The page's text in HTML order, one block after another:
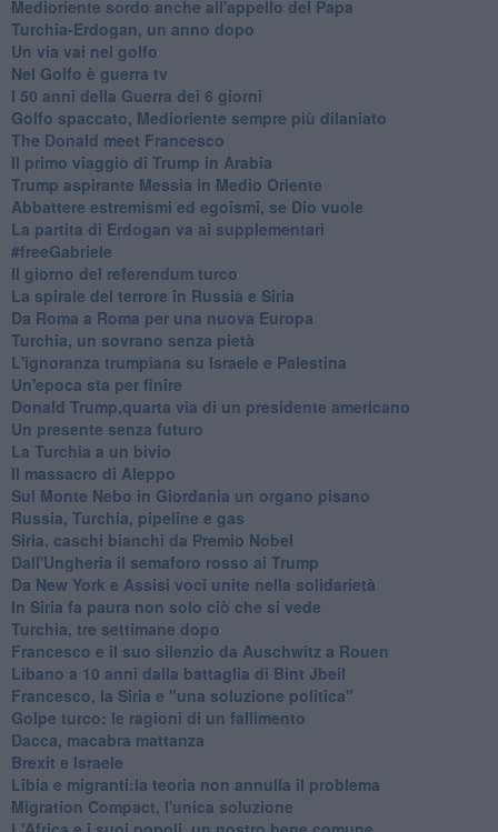
Medioriente sordo anche all'appello del Papa
Turchia-Erdogan, un anno dopo
Un via vai nel golfo
Nel Golfo è guerra tv
I 50 anni della Guerra dei 6 giorni
Golfo spaccato, Medioriente sempre più dilaniato
The Donald meet Francesco
Il primo viaggio di Trump in Arabia
Trump aspirante Messia in Medio Oriente
Abbattere estremismi ed egoismi, se Dio vuole
La partita di Erdogan va ai supplementari
#freeGabriele
Il giorno del referendum turco
La spirale del terrore in Russia e Siria
Da Roma a Roma per una nuova Europa
Turchia, un sovrano senza pietà
L'ignoranza trumpiana su Israele e Palestina
Un'epoca sta per finire
Donald Trump,quarta via di un presidente americano
Un presente senza futuro
La Turchia a un bivio
Il massacro di Aleppo
Sul Monte Nebo in Giordania un organo pisano
Russia, Turchia, pipeline e gas
Siria, caschi bianchi da Premio Nobel
Dall'Ungheria il semaforo rosso ai Trump
Da New York e Assisi voci unite nella solidarietà
In Siria fa paura non solo ciò che si vede
Turchia, tre settimane dopo
Francesco e il suo silenzio da Auschwitz a Rouen
Libano a 10 anni dalla battaglia di Bint Jbeil
Francesco, la Siria e "una soluzione politica"
Golpe turco: le ragioni di un fallimento
Dacca, macabra mattanza
Brexit e Israele
Libia e migranti:la teoria non annulla il problema
Migration Compact, l'unica soluzione